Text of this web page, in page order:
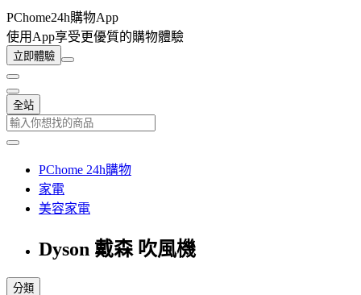
PChome24h購物App
使用App享受更優質的購物體驗
立即體驗
全站
PChome 24h購物
家電
美容家電
Dyson 戴森 吹風機
分類